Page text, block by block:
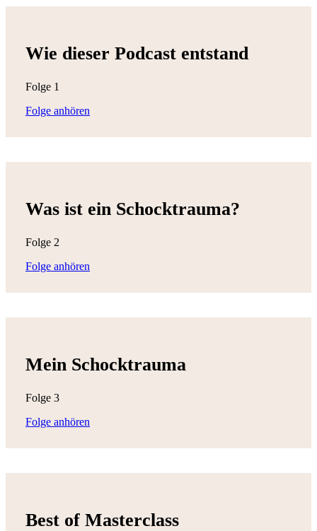
Wie dieser Podcast entstand
Folge 1
Folge anhören
Was ist ein Schocktrauma?
Folge 2
Folge anhören
Mein Schocktrauma
Folge 3
Folge anhören
Best of Masterclass